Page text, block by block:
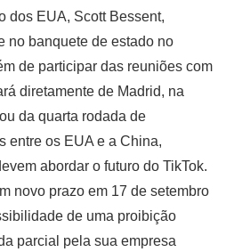
dos EUA, Scott Bessent,
no banquete de estado no
de participar das reuniões com
diretamente de Madrid, na
da quarta rodada de
entre os EUA e a China,
abordar o futuro do TikTok.
novo prazo em 17 de setembro
de uma proibição
parcial pela sua empresa